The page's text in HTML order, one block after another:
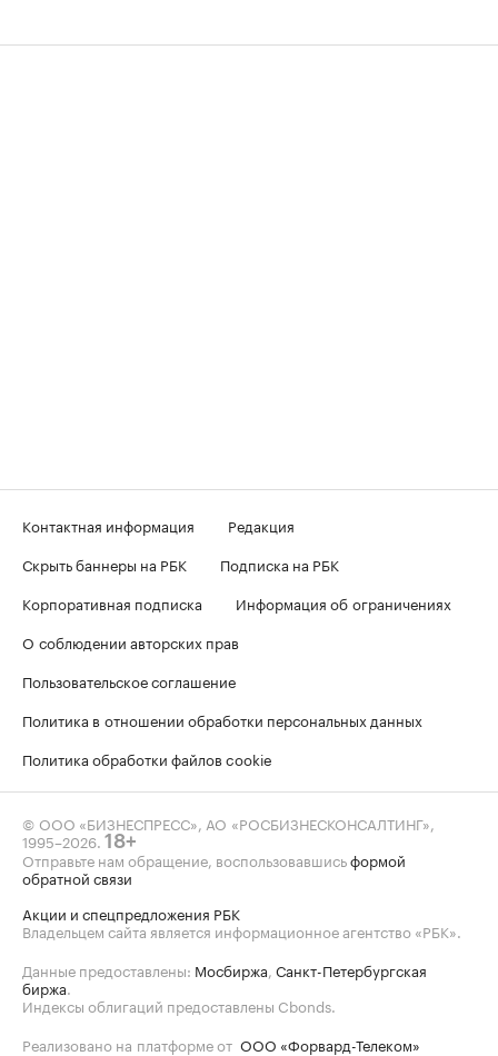
Контактная информация
Редакция
Скрыть баннеры на РБК
Подписка на РБК
Корпоративная подписка
Информация об ограничениях
О соблюдении авторских прав
Пользовательское соглашение
Политика в отношении обработки персональных данных
Политика обработки файлов cookie
© ООО «БИЗНЕСПРЕСС», АО «РОСБИЗНЕСКОНСАЛТИНГ»,
1995–2026 18+
Отправьте нам обращение, воспользовавшисьформой
обратной связи
Акции и спецпредложения РБК
Владельцем сайта является информационное агентство «РБК».
Данные предоставлены: Мосбиржа Санкт-Петербургская
биржа
Индексы облигаций предоставлены Cbonds.
Реализовано на платформе от ООО «Форвард-Телеком»